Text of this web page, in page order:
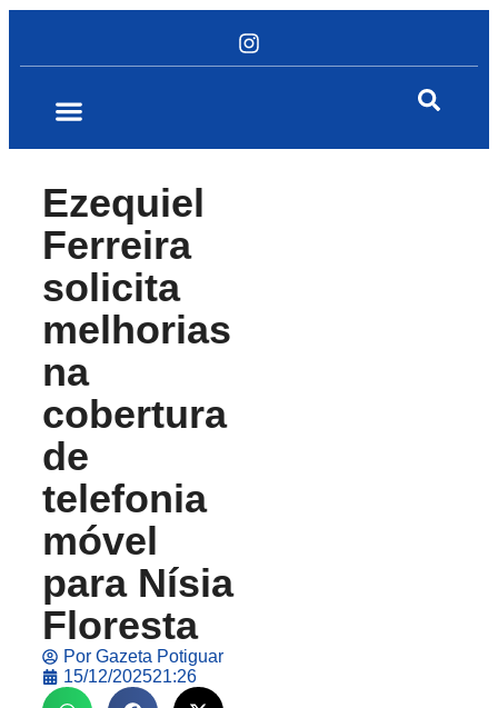
Ezequiel
Ferreira
solicita
melhorias
na
cobertura
de
telefonia
móvel
para Nísia
Floresta
Por Gazeta Potiguar
15/12/202521:26